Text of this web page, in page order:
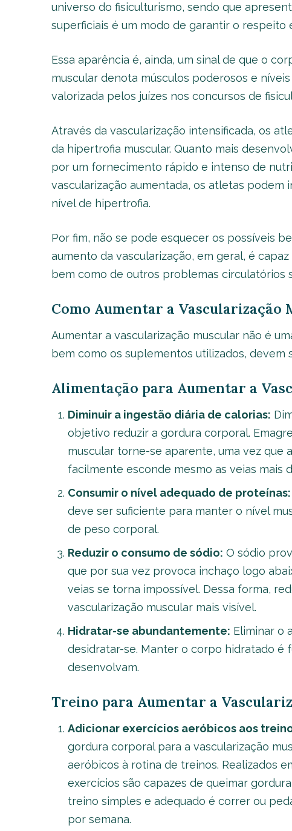
universo do fisiculturismo, sendo que
superficiais é um modo de garantir o respeito
Essa aparência é, ainda, um sinal de que o
muscular denota músculos poderosos e
valorizada pelos juízes nos concursos de
Através da vascularização intensificada, os
da hipertrofia muscular. Quanto mais
por um fornecimento rápido e intenso de
vascularização aumentada, os atletas
nível de hipertrofia.
Por fim, não se pode esquecer os possíveis
aumento da vascularização, em geral, é
bem como de outros problemas circulatórios
Como Aumentar a Vascularização
Aumentar a vascularização muscular não é
bem como os suplementos utilizados, devem
Alimentação para Aumentar a
Diminuir a ingestão diária de calorias:
objetivo reduzir a gordura corporal.
muscular torne-se aparente, uma vez que
facilmente esconde mesmo as veias mais
Consumir o nível adequado de proteínas:
deve ser suficiente para manter o nível
de peso corporal.
Reduzir o consumo de sódio: O sódio
que por sua vez provoca inchaço logo
veias se torna impossível. Dessa forma,
vascularização muscular mais visível.
Hidratar-se abundantemente: Eliminar o
desidratar-se. Manter o corpo hidratado é
desenvolvam.
Treino para Aumentar a
Adicionar exercícios aeróbicos aos
gordura corporal para a vascularização
aeróbicos à rotina de treinos. Realizados
exercícios são capazes de queimar
treino simples e adequado é correr ou
por semana.